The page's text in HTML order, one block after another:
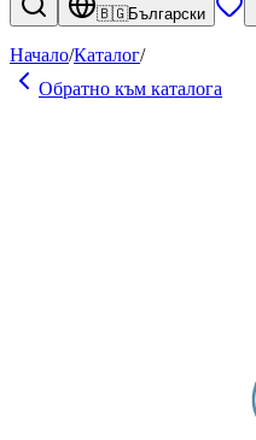
🇧🇬Български
Начало/Каталог/
Обратно към каталога